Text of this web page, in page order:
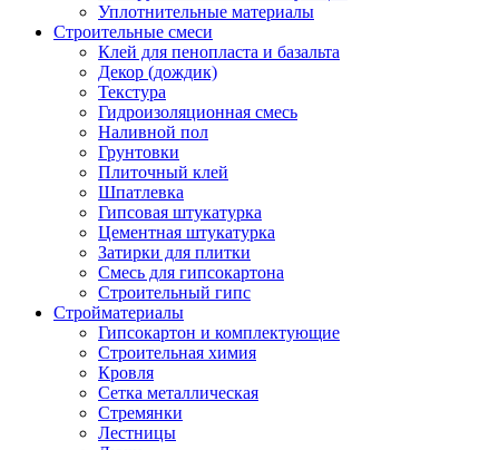
Уплотнительные материалы
Строительные смеси
Клей для пенопласта и базальта
Декор (дождик)
Текстура
Гидроизоляционная смесь
Наливной пол
Грунтовки
Плиточный клей
Шпатлевка
Гипсовая штукатурка
Цементная штукатурка
Затирки для плитки
Смесь для гипсокартона
Строительный гипс
Стройматериалы
Гипсокартон и комплектующие
Строительная химия
Кровля
Сетка металлическая
Стремянки
Лестницы